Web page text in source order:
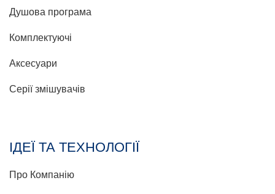
Душова програма
Комплектуючі
Аксесуари
Серії змішувачів
ІДЕЇ ТА ТЕХНОЛОГІЇ
Про Компанію